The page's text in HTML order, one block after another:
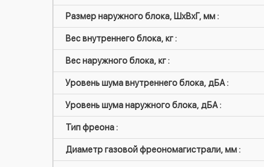
Размер наружного блока, ШxВxГ, мм :
Вес внутреннего блока, кг :
Вес наружного блока, кг :
Уровень шума внутреннего блока, дБА :
Уровень шума наружного блока, дБА :
Тип фреона :
Диаметр газовой фреономагистрали, мм :